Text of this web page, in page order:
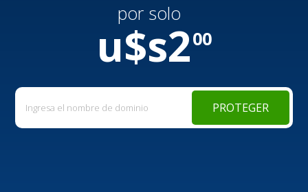
por solo
u$s200
PROTEGER